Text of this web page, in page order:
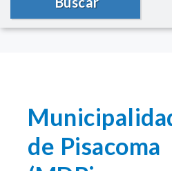
de Pisacoma